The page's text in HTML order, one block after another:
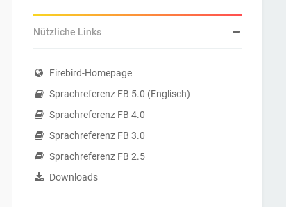
Nützliche Links
Firebird-Homepage
Sprachreferenz FB 5.0 (Englisch)
Sprachreferenz FB 4.0
Sprachreferenz FB 3.0
Sprachreferenz FB 2.5
Downloads